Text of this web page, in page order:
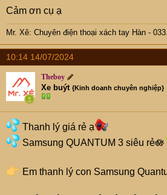
Cảm ơn cụ ạ
Mr. Xê: Chuyên điện thoại xách tay Hàn -
10:14 14/07/2024
Theboy
Xe buýt {Kinh doanh chuyên nghiệp}
Thanh lý giá rẻ ạ
Samsung QUANTUM 3 siêu rẻ🪷
Em thanh lý con Samsung